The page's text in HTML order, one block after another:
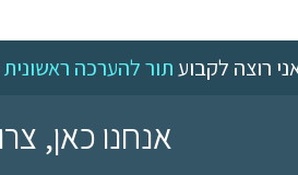
רוצה לקבועתור להערכה ראשונית
אנחנו כאן,